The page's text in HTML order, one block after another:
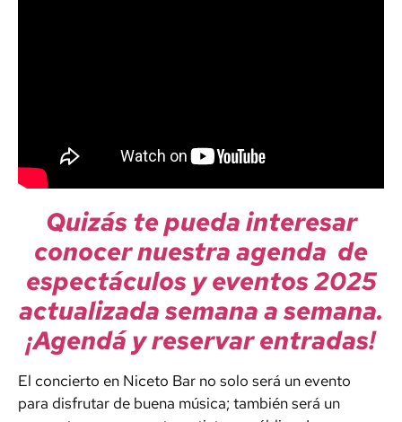
Quizás te pueda interesar
conocer nuestra agenda de
espectáculos y eventos 2025
actualizada semana a semana.
¡Agendá y reservar entradas!
El concierto en Niceto Bar no solo será un evento
para disfrutar de buena música; también será un